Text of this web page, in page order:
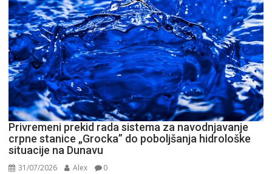
Privremeni prekid rada sistema za navodnjavanje
crpne stanice „Grocka” do poboljšanja hidrološke
situacije na Dunavu
31/07/2026 Alex 0